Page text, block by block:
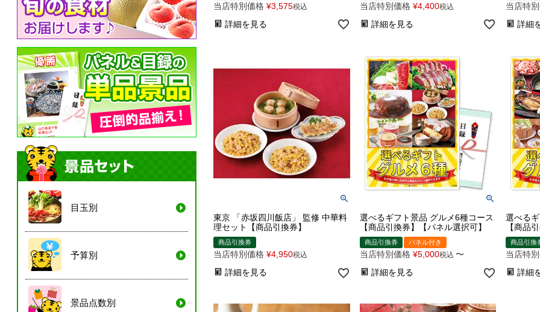
目玉別
予算別
景品点数別
当店特別価格 ¥3,575税込
詳細を見る
当店特別価格 ¥4,400税込
詳細を見る
当店特
詳細
東京 「赤坂四川飯店」 監修 中華料
理セット【商品引換券】
商品引換券
当店特別価格 ¥4,950税込
詳細を見る
選べるギフト景品 グルメ6種コース
【商品引換券】【パネル選択可】
商品引換券 パネル付き
当店特別価格 ¥5,000税込 〜
詳細を見る
選べる
【商品
商品引換
当店特
詳細